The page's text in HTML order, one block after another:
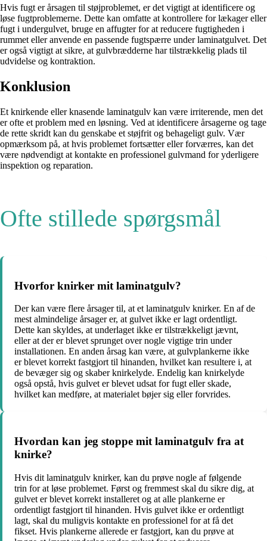
Hvis fugt er årsagen til støjproblemet, er det vigtigt at identificere og
løse fugtproblemerne. Dette kan omfatte at kontrollere for lækager eller
fugt i undergulvet, bruge en affugter for at reducere fugtigheden i
rummet eller anvende en passende fugtspærre under laminatgulvet. Det
er også vigtigt at sikre, at gulvbrædderne har tilstrækkelig plads til
udvidelse og kontraktion.
Konklusion
Et knirkende eller knasende laminatgulv kan være irriterende, men det
er ofte et problem med en løsning. Ved at identificere årsagerne og tage
de rette skridt kan du genskabe et støjfrit og behageligt gulv. Vær
opmærksom på, at hvis problemet fortsætter eller forværres, kan det
være nødvendigt at kontakte en professionel gulvmand for yderligere
inspektion og reparation.
Ofte stillede spørgsmål
Hvorfor knirker mit laminatgulv?
Der kan være flere årsager til, at et laminatgulv knirker. En af de
mest almindelige årsager er, at gulvet ikke er lagt ordentligt.
Dette kan skyldes, at underlaget ikke er tilstrækkeligt jævnt,
eller at der er blevet sprunget over nogle vigtige trin under
installationen. En anden årsag kan være, at gulvplankerne ikke
er blevet korrekt fastgjort til hinanden, hvilket kan resultere i, at
de bevæger sig og skaber knirkelyde. Endelig kan knirkelyde
også opstå, hvis gulvet er blevet udsat for fugt eller skade,
hvilket kan medføre, at materialet bøjer sig eller forvrides.
Hvordan kan jeg stoppe mit laminatgulv fra at
knirke?
Hvis dit laminatgulv knirker, kan du prøve nogle af følgende
trin for at løse problemet. Først og fremmest skal du sikre dig, at
gulvet er blevet korrekt installeret og at alle plankerne er
ordentligt fastgjort til hinanden. Hvis gulvet ikke er ordentligt
lagt, skal du muligvis kontakte en professionel for at få det
fikset. Hvis plankerne allerede er fastgjort, kan du prøve at